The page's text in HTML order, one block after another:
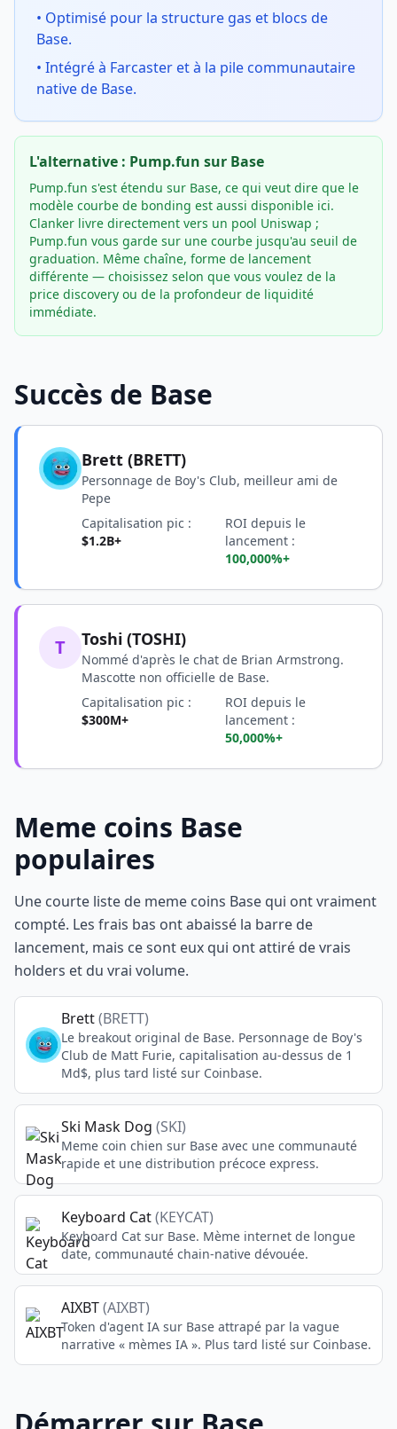
• Optimisé pour la structure gas et blocs de
Base.
• Intégré à Farcaster et à la pile communautaire
native de Base.
L'alternative : Pump.fun sur Base
Pump.fun s'est étendu sur Base, ce qui veut dire que le
modèle courbe de bonding est aussi disponible ici.
Clanker livre directement vers un pool Uniswap ;
Pump.fun vous garde sur une courbe jusqu'au seuil de
graduation. Même chaîne, forme de lancement
différente — choisissez selon que vous voulez de la
price discovery ou de la profondeur de liquidité
immédiate.
Succès de Base
Brett (BRETT)
Personnage de Boy's Club, meilleur ami de
Pepe
Capitalisation pic :
$1.2B+
ROI depuis le
lancement :
100,000%+
T Toshi (TOSHI)
Nommé d'après le chat de Brian Armstrong.
Mascotte non officielle de Base.
Capitalisation pic :
$300M+
ROI depuis le
lancement :
50,000%+
Meme coins Base
populaires
Une courte liste de meme coins Base qui ont vraiment
compté. Les frais bas ont abaissé la barre de
lancement, mais ce sont eux qui ont attiré de vrais
holders et du vrai volume.
Brett(BRETT)
Le breakout original de Base. Personnage de Boy's
Club de Matt Furie, capitalisation au-dessus de 1
Md$, plus tard listé sur Coinbase.
Ski Mask Dog (SKI)
Meme coin chien sur Base avec une communauté
rapide et une distribution précoce express.
Keyboard Cat(KEYCAT)
Keyboard Cat sur Base. Mème internet de longue
date, communauté chain-native dévouée.
AIXBT(AIXBT)
Token d'agent IA sur Base attrapé par la vague
narrative « mèmes IA ». Plus tard listé sur Coinbase.